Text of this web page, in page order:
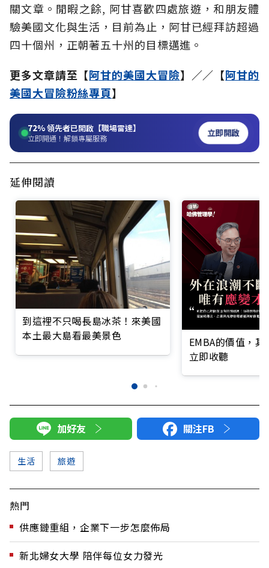
關文章。閒暇之餘, 阿甘喜歡四處旅遊，和朋友體
驗美國文化與生活，目前為止，阿甘已經拜訪超過
四十個州，正朝著五十州的目標邁進。
更多文章請至【阿甘的美國大冒險】／／【阿甘的
美國大冒險粉絲專頁】
72%領先者已開啟【職場雷達】
立即開通！解鎖專屬服務 立即開啟
延伸閱讀
到這裡不只喝長島冰茶！來美國
本土最大島看最美景色
EMBA的價值，
立即收聽
加好友 關注FB
生活 旅遊
熱門
供應鏈重組，企業下一步怎麼佈局
新北婦女大學 陪伴每位女力發光